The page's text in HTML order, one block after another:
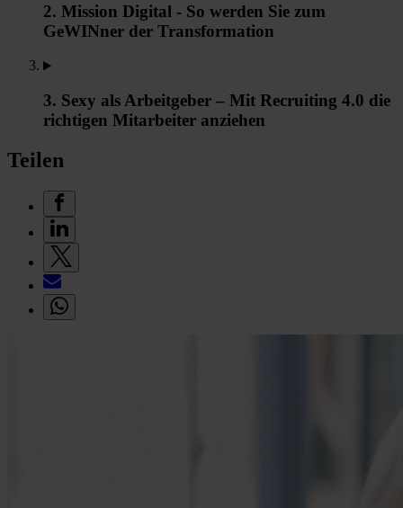
2. Mission Digital - So werden Sie zum
GeWINner der Transformation
3. Sexy als Arbeitgeber – Mit Recruiting 4.0 die
richtigen Mitarbeiter anziehen
Teilen